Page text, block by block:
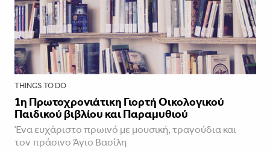
THINGS TO DO
1η Πρωτοχρονιάτικη Γιορτή Οικολογικού
Παιδικού βιβλίου και Παραμυθιού
Ένα ευχάριστο πρωινό με μουσική, τραγούδια και
τον πράσινο Άγιο Βασίλη